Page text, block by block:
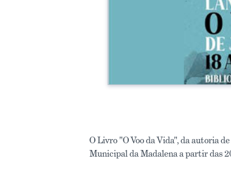
O Livro "O Voo da Vida", da autoria
Municipal da Madalena a partir das